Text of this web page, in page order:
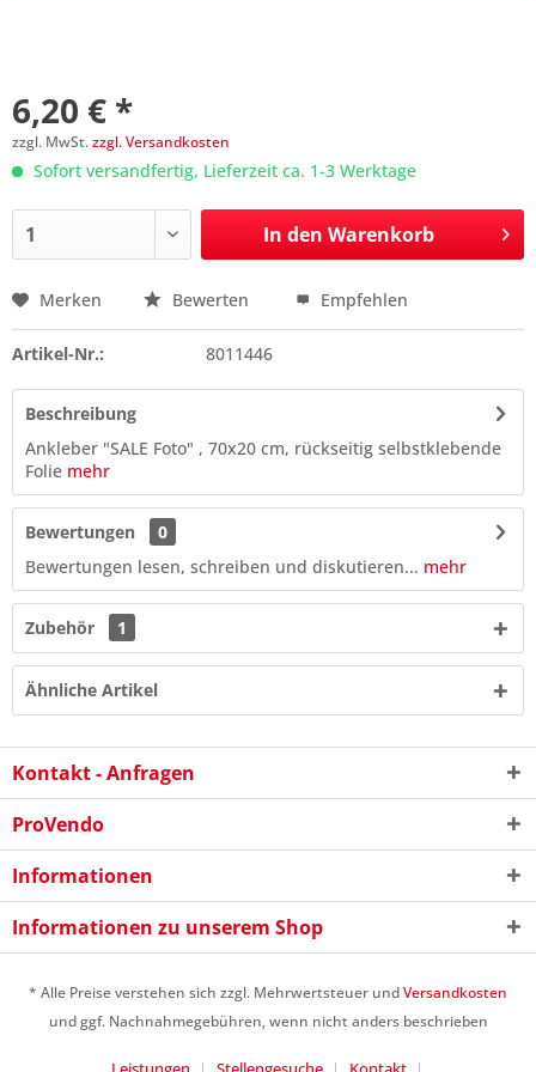
6,20 € *
zzgl. MwSt.zzgl. Versandkosten
Sofort versandfertig, Lieferzeit ca. 1-3 Werktage
In den Warenkorb
Preis anfragen
9 * 6 = ?
Merken Bewerten Empfehlen
Artikel-Nr.: 8011446
Beschreibung
Ankleber "SALE Foto" , 70x20 cm, rückseitig selbstklebende
Folie mehr
Bewertungen
0
Bewertungen lesen, schreiben und diskutieren... mehr
Zubehör 1
Ähnliche Artikel
Kontakt - Anfragen
ProVendo
Informationen
Informationen zu unserem Shop
* Alle Preise verstehen sich zzgl. Mehrwertsteuer undVersandkosten
und ggf. Nachnahmegebühren, wenn nicht anders beschrieben